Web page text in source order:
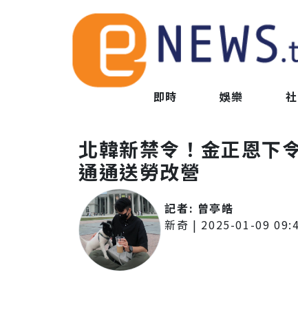
即時 娛樂
北韓新禁令！金正恩下
通通送勞改營
記者: 曾亭皓
新奇 | 2025-01-09